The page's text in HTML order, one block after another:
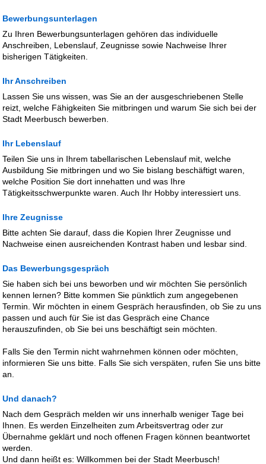
Bewerbungsunterlagen
Zu Ihren Bewerbungsunterlagen gehören das individuelle
Anschreiben, Lebenslauf, Zeugnisse sowie Nachweise Ihrer
bisherigen Tätigkeiten.
Ihr Anschreiben
Lassen Sie uns wissen, was Sie an der ausgeschriebenen Stelle
reizt, welche Fähigkeiten Sie mitbringen und warum Sie sich bei der
Stadt Meerbusch bewerben.
Ihr Lebenslauf
Teilen Sie uns in Ihrem tabellarischen Lebenslauf mit, welche
Ausbildung Sie mitbringen und wo Sie bislang beschäftigt waren,
welche Position Sie dort innehatten und was Ihre
Tätigkeitsschwerpunkte waren. Auch Ihr Hobby interessiert uns.
Ihre Zeugnisse
Bitte achten Sie darauf, dass die Kopien Ihrer Zeugnisse und
Nachweise einen ausreichenden Kontrast haben und lesbar sind.
Das Bewerbungsgespräch
Sie haben sich bei uns beworben und wir möchten Sie persönlich
kennen lernen? Bitte kommen Sie pünktlich zum angegebenen
Termin. Wir möchten in einem Gespräch herausfinden, ob Sie zu uns
passen und auch für Sie ist das Gespräch eine Chance
herauszufinden, ob Sie bei uns beschäftigt sein möchten.
Falls Sie den Termin nicht wahrnehmen können oder möchten,
informieren Sie uns bitte. Falls Sie sich verspäten, rufen Sie uns bitte
an.
Und danach?
Nach dem Gespräch melden wir uns innerhalb weniger Tage bei
Ihnen. Es werden Einzelheiten zum Arbeitsvertrag oder zur
Übernahme geklärt und noch offenen Fragen können beantwortet
werden.
Und dann heißt es: Willkommen bei der Stadt Meerbusch!